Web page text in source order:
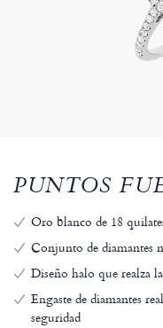
PUNTOS
Oro blanco de 18
Conjunto de diamantes
Diseño halo que realza
Engaste de diamantes
seguridad